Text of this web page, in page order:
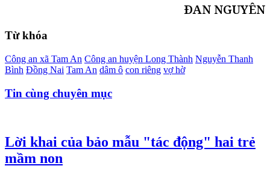
ĐAN NGUYÊN
Từ khóa
Công an xã Tam An Công an huyện Long Thành Nguyễn Thanh
Bình Đồng Nai Tam An dâm ô con riêng vợ hờ
Tin cùng chuyên mục
Lời khai của bảo mẫu "tác động" hai trẻ
mầm non